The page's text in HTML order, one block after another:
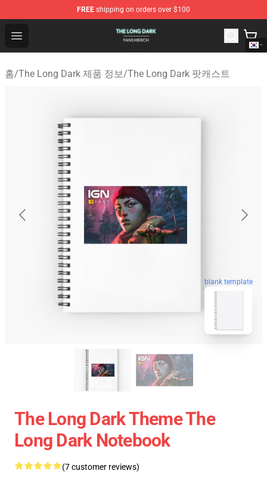
FREE shipping on orders over $100
Open menu
The Long Dark Shop - Official The Long Dark
홈/The Long Dark 제품 정보/The Long Dark 팟캐스트
blank template
The Long Dark Theme The
Long Dark Notebook
(7 customer reviews)